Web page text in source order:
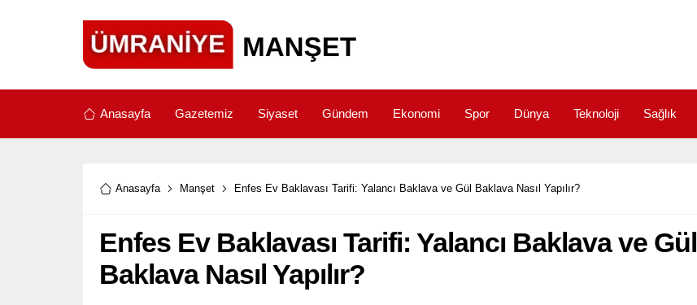
Anasayfa Gazetemiz Siyaset Gündem Ekonomi Spor Dünya Teknoloji Sağlık
Anasayfa Manşet Enfes Ev Baklavası Tarifi: Yalancı Baklava ve Gül Baklava Nasıl Yapılır?
Enfes Ev Baklavası Tarifi: Yalancı Baklava ve Gül
Baklava Nasıl Yapılır?